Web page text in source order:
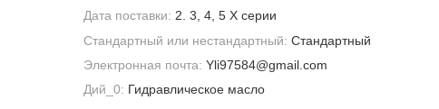
Дата поставки: 2. 3, 4, 5 X серии
Стандартный или нестандартный: Стандартный
Электронная почта: Yli97584@gmail.com
Дий_0: Гидравлическое масло